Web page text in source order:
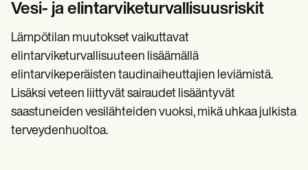
Vesi- ja elintarviketurvallisuusriskit
Lämpötilan muutokset vaikuttavat
elintarviketurvallisuuteen lisäämällä
elintarvikeperäisten taudinaiheuttajien leviämistä.
Lisäksi veteen liittyvät sairaudet lisääntyvät
saastuneiden vesilähteiden vuoksi, mikä uhkaa julkista
terveydenhuoltoa.